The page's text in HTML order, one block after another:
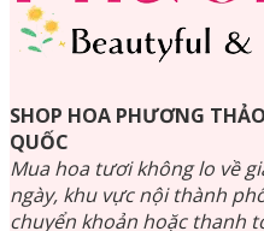
SHOP HOA PHƯƠNG
QUỐC
Mua hoa tươi không lo về
ngày, khu vực nội thành
chuyển khoản hoặc thanh